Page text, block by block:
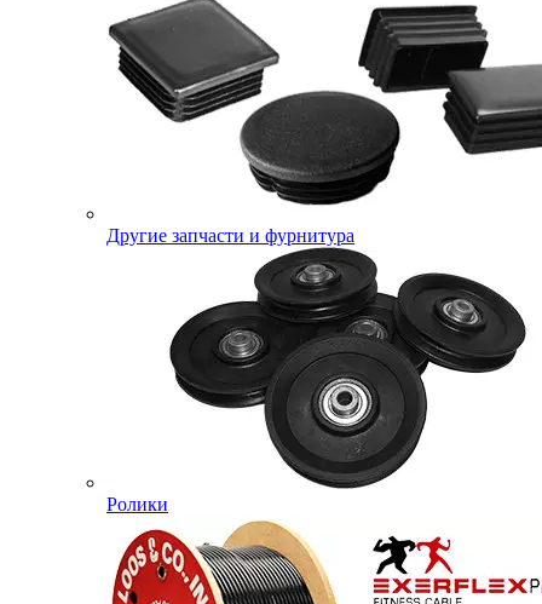
Другие запчасти и фурнитура
Ролики